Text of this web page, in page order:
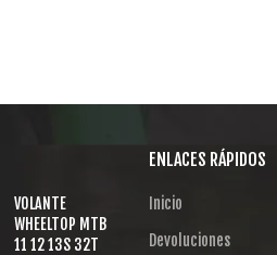
VOLANTE
WHEELTOP MTB
11 12 13S 32T
ENLACES RÁPIDOS
Inicio
Devoluciones